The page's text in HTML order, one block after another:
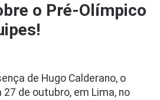
o Pré-Olímpico
de Hugo Calderano, o
de outubro, em Lima, no